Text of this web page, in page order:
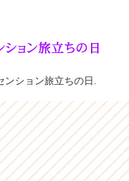
ション旅立ちの日.